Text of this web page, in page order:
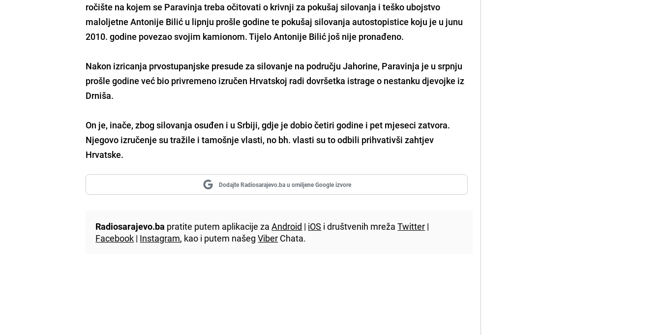
ročište na kojem se Paravinja treba očitovati o krivnji za pokušaj silovanja i teško ubojstvo
maloljetne Antonije Bilić u lipnju prošle godine te pokušaj silovanja autostopistice koju je u junu
2010. godine povezao svojim kamionom. Tijelo Antonije Bilić još nije pronađeno.
Nakon izricanja prvostupanjske presude za silovanje na području Jahorine, Paravinja je u srpnju
prošle godine već bio privremeno izručen Hrvatskoj radi dovršetka istrage o nestanku djevojke iz
Drniša.
On je, inače, zbog silovanja osuđen i u Srbiji, gdje je dobio četiri godine i pet mjeseci zatvora.
Njegovo izručenje su tražile i tamošnje vlasti, no bh. vlasti su to odbili prihvativši zahtjev
Hrvatske.
Dodajte Radiosarajevo.ba u omiljene Google izvore
Radiosarajevo.ba pratite putem aplikacije zaAndroid | iOS i društvenih mrežaTwitter |
Facebook | Instagram, kao i putem našegViber Chata.